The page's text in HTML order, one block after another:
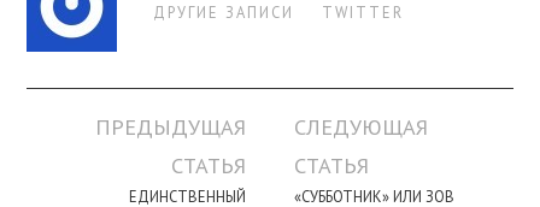
ДРУГИЕ ЗАПИСИ TWITTER
Навигация
ПРЕДЫДУЩАЯ
СТАТЬЯ
ЕДИНСТВЕННЫЙ
СЛЕДУЮЩАЯ
СТАТЬЯ
«СУББОТНИК» ИЛИ ЗОВ